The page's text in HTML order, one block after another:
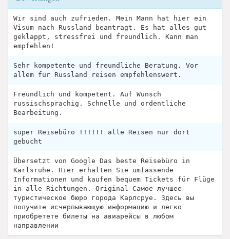
Wir sind auch zufrieden. Mein Mann hat hier ein
Visum nach Russland beantragt. Es hat alles gut
geklappt, stressfrei und freundlich. Kann man
empfehlen!
Sehr kompetente und freundliche Beratung. Vor
allem für Russland reisen empfehlenswert.
Freundlich und kompetent. Auf Wunsch
russischsprachig. Schnelle und ordentliche
Bearbeitung.
super Reisebüro !!!!!! alle Reisen nur dort
gebucht
Übersetzt von Google Das beste Reisebüro in
Karlsruhe. Hier erhalten Sie umfassende
Informationen und kaufen bequem Tickets für Flüge
in alle Richtungen. Original Самое лучшее
туристическое бюро города Карлсруе. Здесь вы
получите исчерпывающую информацию и легко
приобретете билеты на авиарейсы в любом
направлении